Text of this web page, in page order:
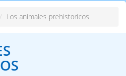
Los animales prehistoricos